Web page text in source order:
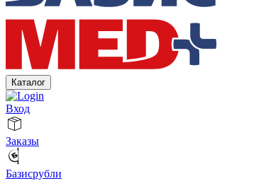
Каталог
Вход
Заказы
Базисрубли